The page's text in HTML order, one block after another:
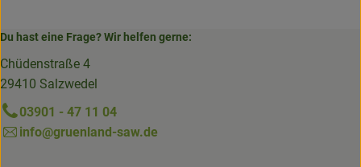
Du hast eine Frage? Wir helfen gerne:
Chüdenstraße 4
29410 Salzwedel
03901 - 47 11 04
info@gruenland-saw.de